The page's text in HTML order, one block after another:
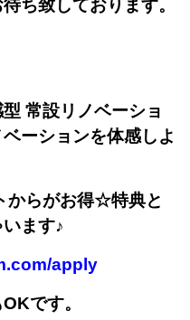
ち致しております。
常設リノベーショ
ーションを体感しよ
からがお得☆特典と
ます♪
apply
です。